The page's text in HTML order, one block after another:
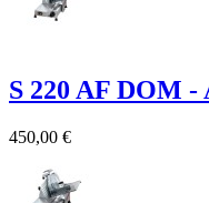
S 220 AF DOM
450,00 €